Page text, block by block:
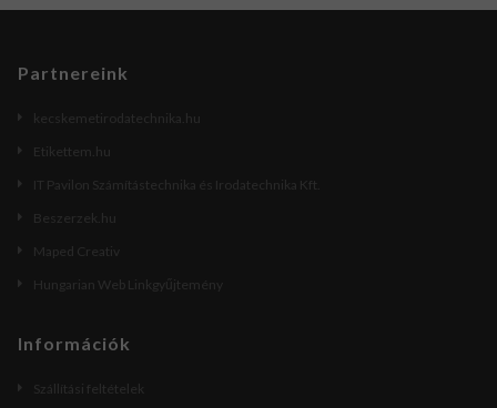
Partnereink
kecskemetirodatechnika.hu
Etikettem.hu
IT Pavilon Számítástechnika és Irodatechnika Kft.
Beszerzek.hu
Maped Creativ
Hungarian Web Linkgyűjtemény
Információk
Szállítási feltételek